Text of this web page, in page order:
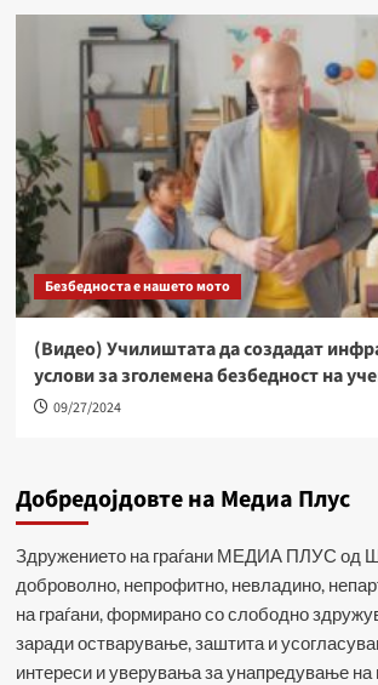
Безбедноста е нашето мото
(Видео) Училиштата да создадат
услови за зголемена безбедност на
09/27/2024
Добредојдовте на Медиа Плус
Здружението на граѓани МЕДИА ПЛУС од
доброволно, непрофитно, невладино,
на граѓани, формирано со слободно
заради остварување, заштита и
интереси и уверувања за унапредување на